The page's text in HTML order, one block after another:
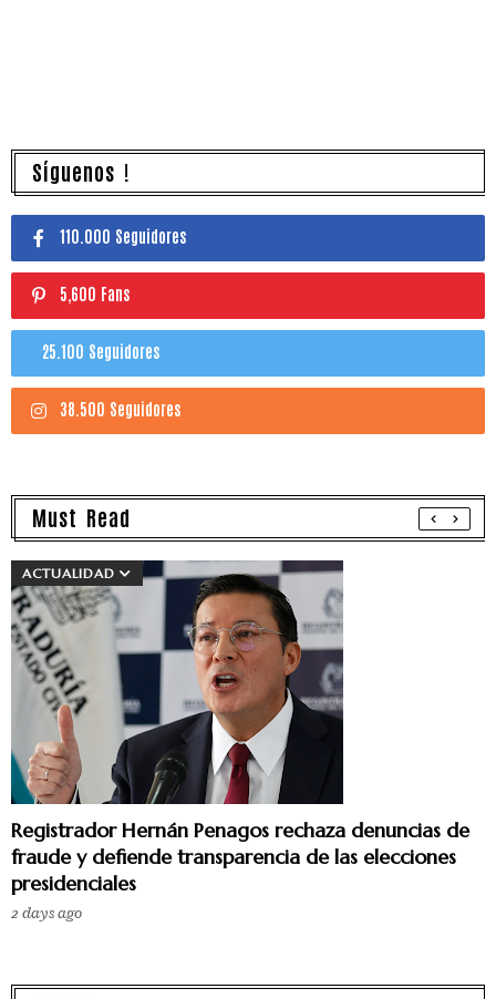
Síguenos !
110.000 Seguidores
5,600 Fans
25.100 Seguidores
38.500 Seguidores
Must Read
ACTUALIDAD
Registrador Hernán Penagos rechaza denuncias de
fraude y defiende transparencia de las elecciones
presidenciales
2 days ago